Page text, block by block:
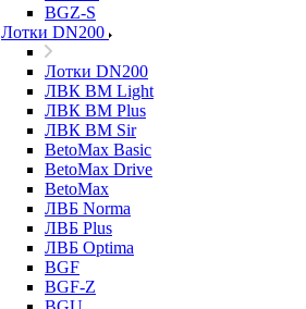
BGZ-S
Лотки DN200
Лотки DN200
ЛВК ВМ Light
ЛВК ВМ Plus
ЛВК ВМ Sir
BetoMax Basic
BetoMax Drive
BetoMax
ЛВБ Norma
ЛВБ Plus
ЛВБ Optima
BGF
BGF-Z